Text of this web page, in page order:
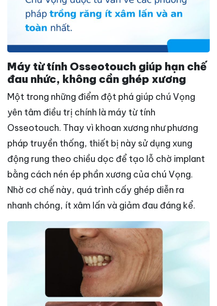
Máy từ tính Osseotouch giúp hạn chế
đau nhức, không cần ghép xương
Một trong những điểm đột phá giúp chú Vọng
yên tâm điều trị chính là máy từ tính
Osseotouch. Thay vì khoan xương như phương
pháp truyền thống, thiết bị này sử dụng xung
động rung theo chiều dọc để tạo lỗ chờ implant
bằng cách nén ép phần xương của chú Vọng.
Nhờ cơ chế này, quá trình cấy ghép diễn ra
nhanh chóng, ít xâm lấn và giảm đau đáng kể.